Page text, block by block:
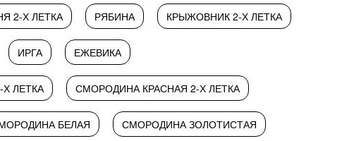
2-Х ЛЕТКА РЯБИНА КРЫЖОВНИК 2-Х ЛЕТКА
ИРГА ЕЖЕВИКА
ЛЕТКА СМОРОДИНА КРАСНАЯ 2-Х ЛЕТКА
БЕЛАЯ СМОРОДИНА ЗОЛОТИСТАЯ